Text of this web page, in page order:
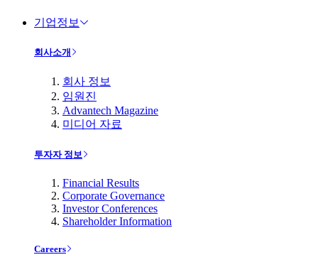
기업정보
회사소개
회사 정보
임원진
Advantech Magazine
미디어 자료
투자자 정보
Financial Results
Corporate Governance
Investor Conferences
Shareholder Information
Careers